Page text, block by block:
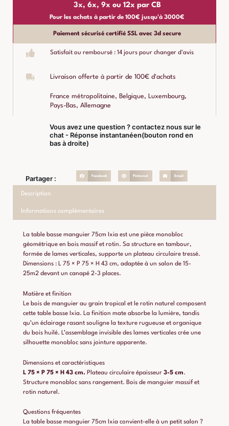
3x, 6x, 9x ou 12x par CB
Pour les achats à partir de 100€ jusqu'à 3000€
Paiement sécurisé certifié SSL avec 3d secure
Satisfait ou remboursé : 14 jours pour changer d'avis
Livraison offerte à partir de 100€ d'achats
France métropolitaine, Belgique, Luxembourg,
Pays-Bas, Allemagne
Vous avez une question ? contactez nous sur le
chat - Réponse instantanéen(bouton rond en
bas à droite)
Partager : Facebook Pinterest Email
Description
Informations complémentaires
La table basse manguier 75cm Ixia est une pièce monobloc
géométrique en bois massif et rotin. Sa structure en tambour,
formée de lames verticales, supporte un plateau circulaire tressé.
Dimensions : L 75 × P 75 × H 43 cm, adaptée à un salon de 15-
25m2 devant un canapé 2-3 places.
Matière et finition
Le bois de manguier au grain tropical et le rotin naturel composent
cette table basse Ixia. La finition mate absorbe la lumière, tandis
qu’un éclairage rasant souligne la texture rugueuse et organique
du bois huilé. L’assemblage invisible des lames verticales crée une
silhouette monobloc sans jointure apparente.
Dimensions et caractéristiques
L 75 × P 75 × H 43 cm. Plateau circulaire épaisseur 3-5 cm.
Structure monobloc sans rangement. Bois de manguier massif et
rotin naturel.
Questions fréquentes
La table basse manguier 75cm Ixia convient-elle à un petit salon ?